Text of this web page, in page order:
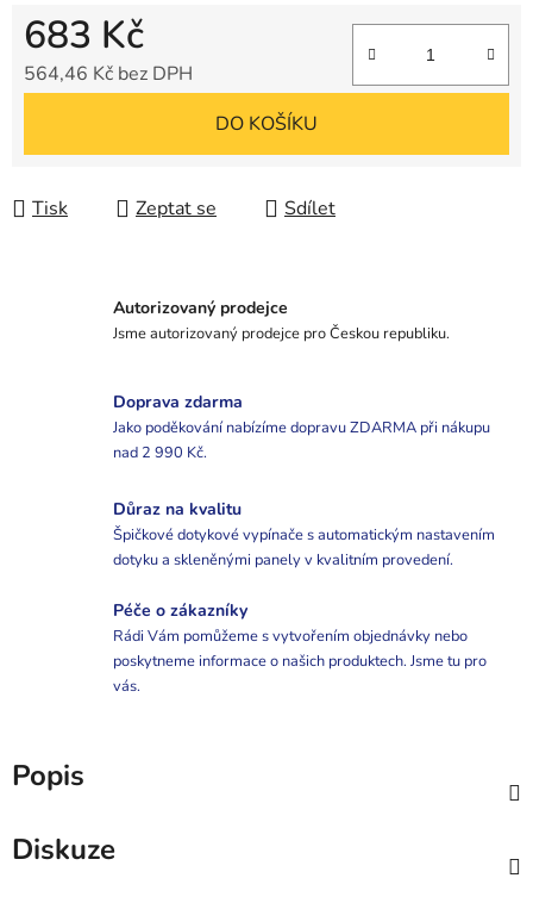
683 Kč
564,46 Kč bez DPH
DO KOŠÍKU
Tisk Zeptat se Sdílet
Autorizovaný prodejce
Jsme autorizovaný prodejce pro Českou republiku.
Doprava zdarma
Jako poděkování nabízíme dopravu ZDARMA při nákupu
nad 2 990 Kč.
Důraz na kvalitu
Špičkové dotykové vypínače s automatickým nastavením
dotyku a skleněnými panely v kvalitním provedení.
Péče o zákazníky
Rádi Vám pomůžeme s vytvořením objednávky nebo
poskytneme informace o našich produktech. Jsme tu pro
vás.
Popis
Diskuze